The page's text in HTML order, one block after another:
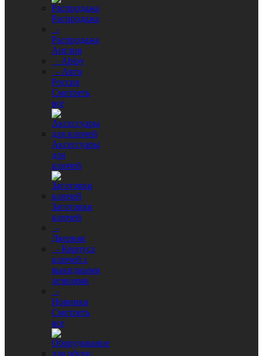
Распродажа
-
Распродажа
Англия
- Abloy
- Авто
Россия
Смотреть
все
Аксессуары
для
ключей
Заготовки
ключей
-
Дверняк
- Корпуса
ключей с
выкидными
лезвиями
-
Новинки
Смотреть
все